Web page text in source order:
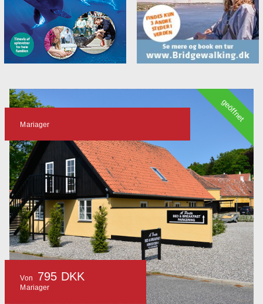
Mariager
Von 795 DKK
Mariager
geöffnet